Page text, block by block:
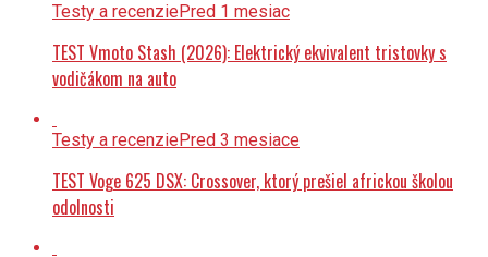
Testy a recenziePred 1 mesiac
TEST Vmoto Stash (2026): Elektrický ekvivalent tristovky s
vodičákom na auto
Testy a recenziePred 3 mesiace
TEST Voge 625 DSX: Crossover, ktorý prešiel africkou školou
odolnosti